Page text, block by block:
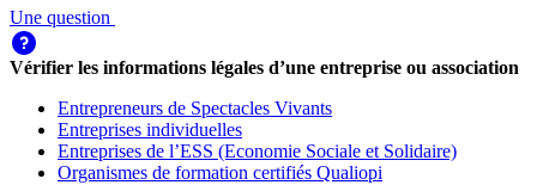
Une question
Vérifier les informations légales d’une entreprise ou association
Entrepreneurs de Spectacles Vivants
Entreprises individuelles
Entreprises de l’ESS (Economie Sociale et Solidaire)
Organismes de formation certifiés Qualiopi